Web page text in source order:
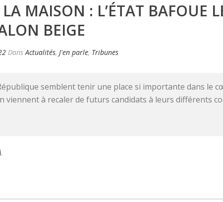
MAISON : L’ÉTAT BAFOUE
BEIGE
DansActualités, J'en parle, Tribunes
semblent tenir une place si importante dans le
viennent à recaler de futurs candidats à leurs différents
.